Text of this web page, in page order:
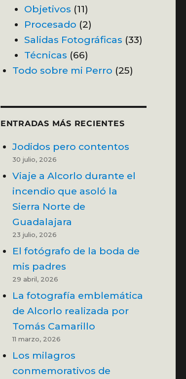
Objetivos (11)
Procesado (2)
Salidas Fotográficas (33)
Técnicas (66)
Todo sobre mi Perro (25)
ENTRADAS MÁS RECIENTES
Jodidos pero contentos
30 julio, 2026
Viaje a Alcorlo durante el
incendio que asoló la
Sierra Norte de
Guadalajara
23 julio, 2026
El fotógrafo de la boda de
mis padres
29 abril, 2026
La fotografía emblemática
de Alcorlo realizada por
Tomás Camarillo
11 marzo, 2026
Los milagros
conmemorativos de